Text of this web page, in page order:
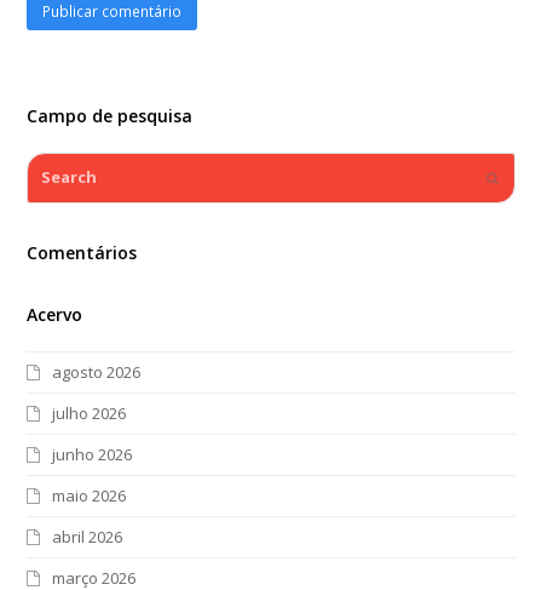
Campo de pesquisa
Search
Comentários
Acervo
agosto 2026
julho 2026
junho 2026
maio 2026
abril 2026
março 2026